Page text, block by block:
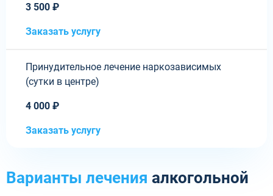
3 500 ₽
Заказать услугу
Принудительное лечение наркозависимых
(сутки в центре)
4 000 ₽
Заказать услугу
Варианты лечения алкогольной